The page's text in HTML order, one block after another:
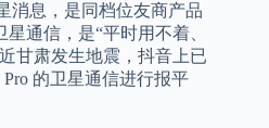
消息，是同档位友商产品
通信，是“平时用不着、
甘肃发生地震，抖音上已
的卫星通信进行报平